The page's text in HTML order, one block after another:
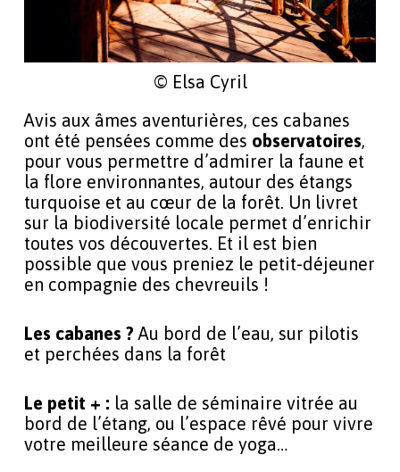
© Elsa Cyril
Avis aux âmes aventurières, ces cabanes
ont été pensées comme des observatoires,
pour vous permettre d’admirer la faune et
la flore environnantes, autour des étangs
turquoise et au cœur de la forêt. Un livret
sur la biodiversité locale permet d’enrichir
toutes vos découvertes. Et il est bien
possible que vous preniez le petit-déjeuner
en compagnie des chevreuils !
Les cabanes ? Au bord de l’eau, sur pilotis
et perchées dans la forêt
Le petit + : la salle de séminaire vitrée au
bord de l’étang, ou l’espace rêvé pour vivre
votre meilleure séance de yoga…